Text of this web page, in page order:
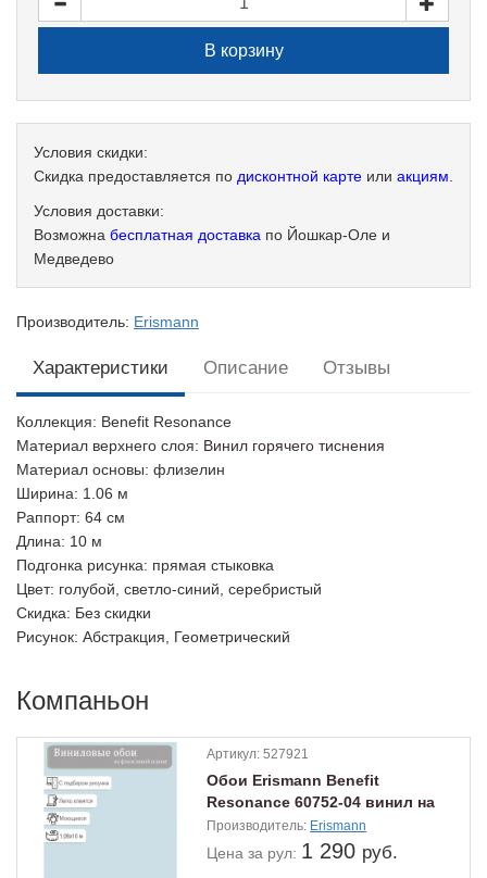
Условия скидки:
Скидка предоставляется по дисконтной карте или акциям.
Условия доставки:
Возможна бесплатная доставка по Йошкар-Оле и
Медведево
Производитель: Erismann
Характеристики Описание Отзывы
Коллекция: Benefit Resonance
Материал верхнего слоя: Винил горячего тиснения
Материал основы: флизелин
Ширина: 1.06 м
Раппорт: 64 см
Длина: 10 м
Подгонка рисунка: прямая стыковка
Цвет: голубой, светло-синий, серебристый
Скидка: Без скидки
Рисунок: Абстракция, Геометрический
Компаньон
Артикул:527921
Обои Erismann Benefit
Resonance 60752-04 винил на
флизе 1,06х10м.
Производитель: Erismann
Цена за рул: 1 290 руб.